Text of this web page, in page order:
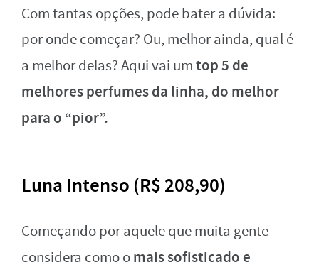
Com tantas opções, pode bater a dúvida:
por onde começar? Ou, melhor ainda, qual é
a melhor delas? Aqui vai umtop 5 de
melhores perfumes da linha, do melhor
para o “pior”.
Luna Intenso (R$ 208,90)
Começando por aquele que muita gente
considera como omais sofisticado e